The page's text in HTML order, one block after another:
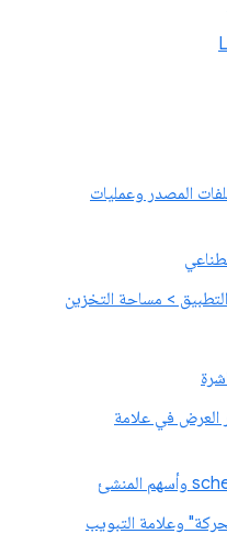
المصدر وعمليات
> مساحة التخزين
العرض في علامة
وعلامة التبويب